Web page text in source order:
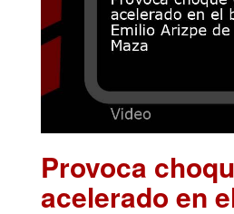
Provoca
acelerado en